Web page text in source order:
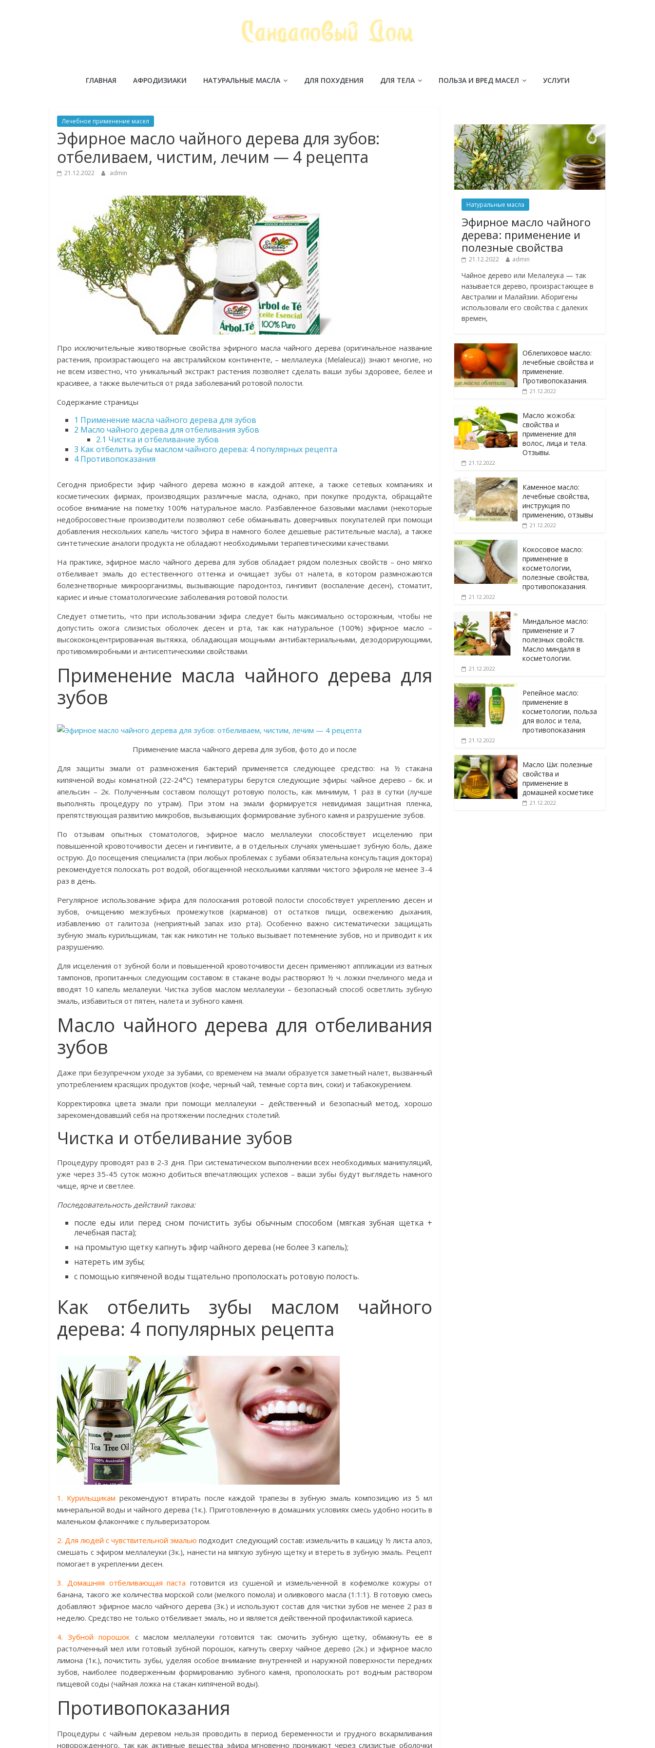
Сандаловый
ГЛАВНАЯ АФРОДИЗИАКИ НАТУРАЛЬНЫЕ МАСЛА ДЛЯ ПОХУДЕНИЯ ДЛЯ ТЕЛА ПОЛЬЗА И ВРЕД МАСЕЛ УСЛУГИ
Лечебное применение масел
Эфирное масло чайного дерева для зубов:
отбеливаем, чистим, лечим — 4 рецепта
21.12.2022 admin
Про исключительные животворные свойства эфирного масла чайного дерева (оригинальное название
растения, произрастающего на австралийском континенте, – меллалеука (Melaleuca)) знают многие, но
не всем известно, что уникальный экстракт растения позволяет сделать ваши зубы здоровее, белее и
красивее, а также вылечиться от ряда заболеваний ротовой полости.
Содержание страницы
1 Применение масла чайного дерева для зубов
2 Масло чайного дерева для отбеливания зубов
2.1 Чистка и отбеливание зубов
3 Как отбелить зубы маслом чайного дерева: 4 популярных рецепта
4Противопоказания
Сегодня приобрести эфир чайного дерева можно в каждой аптеке, а также сетевых компаниях и
косметических фирмах, производящих различные масла, однако, при покупке продукта, обращайте
особое внимание на пометку 100% натуральное масло. Разбавленное базовыми маслами (некоторые
недобросовестные производители позволяют себе обманывать доверчивых покупателей при помощи
добавления нескольких капель чистого эфира в намного более дешевые растительные масла), а также
синтетические аналоги продукта не обладают необходимыми терапевтическими качествами.
На практике, эфирное масло чайного дерева для зубов обладает рядом полезных свойств – оно мягко
отбеливает эмаль до естественного оттенка и очищает зубы от налета, в котором размножаются
болезнетворные микроорганизмы, вызывающие пародонтоз, гингивит (воспаление десен), стоматит,
кариес и иные стоматологические заболевания ротовой полости.
Следует отметить, что при использовании эфира следует быть максимально осторожным, чтобы не
допустить ожога слизистых оболочек десен и рта, так как натуральное (100%) эфирное масло –
высококонцентрированная вытяжка, обладающая мощными антибактериальными, дезодорирующими,
противомикробными и антисептическими свойствами.
Применение масла чайного дерева для
зубов
Применение масла чайного дерева для зубов, фото до и после
Для защиты эмали от размножения бактерий применяется следующее средство: на ½ стакана
кипяченой воды комнатной (22-24°С) температуры берутся следующие эфиры: чайное дерево – 6к. и
апельсин – 2к. Полученным составом полощут ротовую полость, как минимум, 1 раз в сутки (лучше
выполнять процедуру по утрам). При этом на эмали формируется невидимая защитная пленка,
препятствующая развитию микробов, вызывающих формирование зубного камня и разрушение зубов.
По отзывам опытных стоматологов, эфирное масло меллалеуки способствует исцелению при
повышенной кровоточивости десен и гингивите, а в отдельных случаях уменьшает зубную боль, даже
острую. До посещения специалиста (при любых проблемах с зубами обязательна консультация доктора)
рекомендуется полоскать рот водой, обогащенной несколькими каплями чистого эфироля не менее 3-4
раз в день.
Регулярное использование эфира для полоскания ротовой полости способствует укреплению десен и
зубов, очищению межзубных промежутков (карманов) от остатков пищи, освежению дыхания,
избавлению от галитоза (неприятный запах изо рта). Особенно важно систематически защищать
зубную эмаль курильщикам, так как никотин не только вызывает потемнение зубов, но и приводит к их
разрушению.
Для исцеления от зубной боли и повышенной кровоточивости десен применяют аппликации из ватных
тампонов, пропитанных следующим составом: в стакане воды растворяют ½ ч. ложки пчелиного меда и
вводят 10 капель мелалеуки. Чистка зубов маслом меллалеуки – безопасный способ осветлить зубную
эмаль, избавиться от пятен, налета и зубного камня.
Масло чайного дерева для отбеливания
зубов
Даже при безупречном уходе за зубами, со временем на эмали образуется заметный налет, вызванный
употреблением красящих продуктов (кофе, черный чай, темные сорта вин, соки) и табакокурением.
Корректировка цвета эмали при помощи меллалеуки – действенный и безопасный метод, хорошо
зарекомендовавший себя на протяжении последних столетий.
Чистка и отбеливание зубов
Процедуру проводят раз в 2-3 дня. При систематическом выполнении всех необходимых манипуляций,
уже через 35-45 суток можно добиться впечатляющих успехов – ваши зубы будут выглядеть намного
чище, ярче и светлее.
Последовательность действий такова:
после еды или перед сном почистить зубы обычным способом (мягкая зубная щетка +
лечебная паста);
на промытую щетку капнуть эфир чайного дерева (не более 3 капель);
натереть им зубы;
с помощью кипяченой воды тщательно прополоскать ротовую полость.
Как отбелить зубы маслом чайного
дерева: 4 популярных рецепта
1. Курильщикам рекомендуют втирать после каждой трапезы в зубную эмаль композицию из 5 мл
минеральной воды и чайного дерева (1к.). Приготовленную в домашних условиях смесь удобно носить в
маленьком флакончике с пульверизатором.
2. Для людей с чувствительной эмалью подходит следующий состав: измельчить в кашицу ½ листа алоэ,
смешать с эфиром меллалеуки (3к.), нанести на мягкую зубную щетку и втереть в зубную эмаль. Рецепт
помогает в укреплении десен.
3. Домашняя отбеливающая паста готовится из сушеной и измельченной в кофемолке кожуры от
банана, такого же количества морской соли (мелкого помола) и оливкового масла (1:1:1). В готовую смесь
добавляют эфирное масло чайного дерева (3к.) и используют состав для чистки зубов не менее 2 раз в
неделю. Средство не только отбеливает эмаль, но и является действенной профилактикой кариеса.
4. Зубной порошок с маслом меллалеуки готовится так: смочить зубную щетку, обмакнуть ее в
растолченный мел или готовый зубной порошок, капнуть сверху чайное дерево (2к.) и эфирное масло
лимона (1к.), почистить зубы, уделяя особое внимание внутренней и наружной поверхности передних
зубов, наиболее подверженным формированию зубного камня, прополоскать рот водным раствором
пищевой соды (чайная ложка на стакан кипяченой воды).
Противопоказания
Процедуры с чайным деревом нельзя проводить в период беременности и грудного вскармливания
новорожденного, так как активные вещества эфира мгновенно проникают через слизистые оболочки
Натуральные масла
Эфирное масло чайного
дерева: применение и
полезные свойства
21.12.2022 admin
Чайное дерево или Мелалеука — так
называется дерево, произрастающее в
Австралии и Малайзии. Аборигены
использовали его свойства с далеких
времен,
Облепиховое масло:
лечебные свойства и
применение.
Противопоказания.
21.12.2022
Масло жожоба:
свойства и
применение для
волос, лица и тела.
Отзывы.
21.12.2022
Каменное масло:
лечебные свойства,
инструкция по
применению, отзывы
21.12.2022
Кокосовое масло:
применение в
косметологии,
полезные свойства,
противопоказания.
21.12.2022
Миндальное масло:
применение и 7
полезных свойств.
Масло миндаля в
косметологии.
21.12.2022
Репейное масло:
применение в
косметологии, польза
для волос и тела,
противопоказания
21.12.2022
Масло Ши: полезные
свойства и
применение в
домашней косметике
21.12.2022